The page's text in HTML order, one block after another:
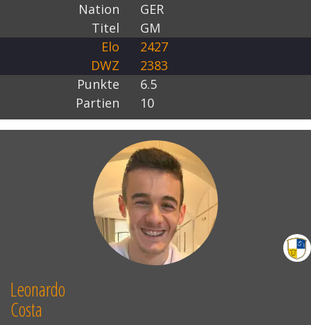
Nation
GER
Titel
GM
Elo
2427
DWZ
2383
Punkte
6.5
Partien
10
Leonardo
Costa